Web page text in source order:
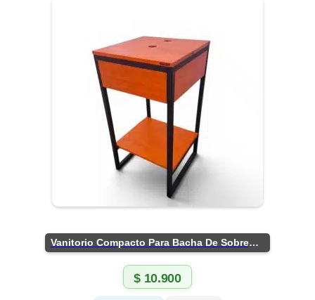
Vanitorio Compacto Para Bacha De Sobreponer
$10.900